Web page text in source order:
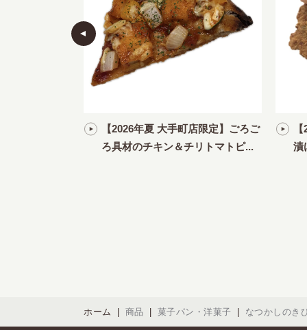
【2026年夏 大手町店限定】ごろご
ろ具材のチキン＆チリトマトピ...
漬
ホーム 商品 菓子パン・洋菓子 なつかしのき